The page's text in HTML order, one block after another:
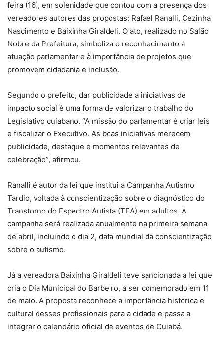
feira (16), em solenidade que contou com a presença dos
vereadores autores das propostas: Rafael Ranalli, Cezinha
Nascimento e Baixinha Giraldeli. O ato, realizado no Salão
Nobre da Prefeitura, simboliza o reconhecimento à
atuação parlamentar e à importância de projetos que
promovem cidadania e inclusão.
Segundo o prefeito, dar publicidade a iniciativas de
impacto social é uma forma de valorizar o trabalho do
Legislativo cuiabano. “A missão do parlamentar é criar leis
e fiscalizar o Executivo. As boas iniciativas merecem
publicidade, destaque e momentos relevantes de
celebração”, afirmou.
Ranalli é autor da lei que institui a Campanha Autismo
Tardio, voltada à conscientização sobre o diagnóstico do
Transtorno do Espectro Autista (TEA) em adultos. A
campanha será realizada anualmente na primeira semana
de abril, incluindo o dia 2, data mundial da conscientização
sobre o autismo.
Já a vereadora Baixinha Giraldeli teve sancionada a lei que
cria o Dia Municipal do Barbeiro, a ser comemorado em 11
de maio. A proposta reconhece a importância histórica e
cultural desses profissionais para a cidade e passa a
integrar o calendário oficial de eventos de Cuiabá.